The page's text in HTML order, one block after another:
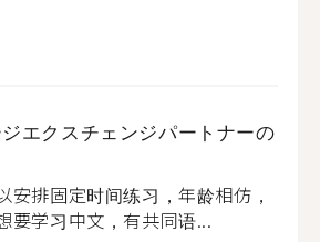
エクスチェンジパートナーの
安排固定时间练习，年龄相仿，
要学习中文，有共同语...